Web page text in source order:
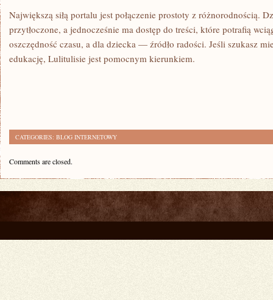
Największą siłą portalu jest połączenie prostoty z różnorodnością.
przytłoczone, a jednocześnie ma dostęp do treści, które potrafią
oszczędność czasu, a dla dziecka — źródło radości. Jeśli szukasz
edukację, Lulitulisie jest pomocnym kierunkiem.
CATEGORIES: BLOG INTERNETOWY
Comments are closed.